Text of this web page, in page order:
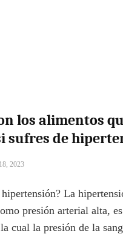
los alimentos
sufres de
2023
hipertensión? La
presión arterial alta,
cual la presión de la